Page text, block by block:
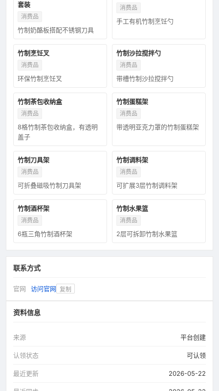
套装
消费品
竹制奶酪板搭配不锈钢刀具
消费品
手工有机竹制烹饪勺
竹制烹饪叉
消费品
环保竹制烹饪叉
竹制沙拉搅拌勺
消费品
带槽竹制沙拉搅拌勺
竹制茶包收纳盒
消费品
8格竹制茶包收纳盒，有透明
盖子
竹制蛋糕架
消费品
带透明亚克力罩的竹制蛋糕架
竹制刀具架
消费品
可折叠磁吸竹制刀具架
竹制调料架
消费品
可扩展3层竹制调料架
竹制酒杯架
消费品
6瓶三角竹制酒杯架
竹制水果篮
消费品
2层可拆卸竹制水果篮
联系方式
官网 访问官网 复制
资料信息
来源 平台创建
认领状态 可认领
最近更新 2026-05-22